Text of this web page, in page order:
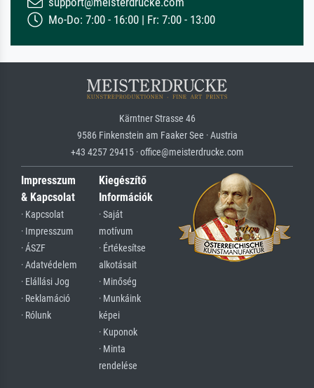
Mo-Do: 7:00 - 16:00 | Fr: 7:00 - 13:00
Kärntner Strasse 46
9586 Finkenstein am Faaker See · Austria
+43 4257 29415 · office@meisterdrucke.com
Impresszum
& Kapcsolat
· Kapcsolat
· Impresszum
· ÁSZF
· Adatvédelem
· Elállási Jog
· Reklamáció
· Rólunk
Kiegészítő
Információk
· Saját
motívum
· Értékesítse
alkotásait
· Minőség
· Munkáink
képei
· Kuponok
· Minta
rendelése